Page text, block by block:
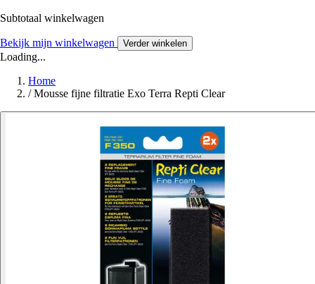
Subtotaal winkelwagen
Bekijk mijn winkelwagen Verder winkelen
Loading...
Home
/ Mousse fijne filtratie Exo Terra Repti Clear